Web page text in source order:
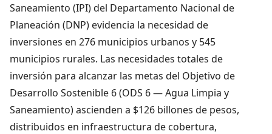
Saneamiento (IPI) del Departamento Nacional de
Planeación (DNP) evidencia la necesidad de
inversiones en 276 municipios urbanos y 545
municipios rurales. Las necesidades totales de
inversión para alcanzar las metas del Objetivo de
Desarrollo Sostenible 6 (ODS 6 — Agua Limpia y
Saneamiento) ascienden a $126 billones de pesos,
distribuidos en infraestructura de cobertura,